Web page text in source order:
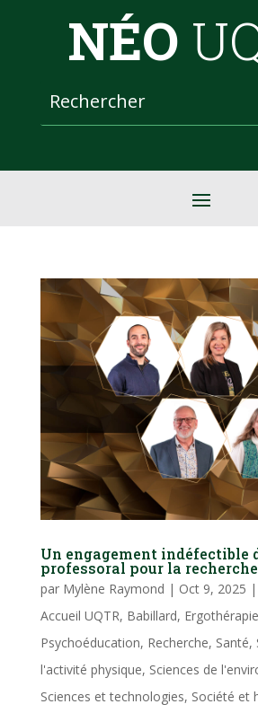
NÉO
Un engagement indéfectible
professoral pour la recherche
par Mylène Raymond | Oct 9, 2025 |
Accueil UQTR, Babillard, Ergothérapie
Psychoéducation, Recherche, Santé,
l'activité physique, Sciences de
Sciences et technologies, Société et